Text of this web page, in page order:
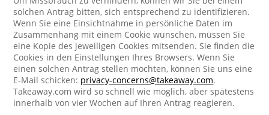
solchen Antrag bitten, sich entsprechend zu identifizieren.
Wenn Sie eine Einsichtnahme in persönliche Daten im
Zusammenhang mit einem Cookie wünschen, müssen Sie
eine Kopie des jeweiligen Cookies mitsenden. Sie finden die
Cookies in den Einstellungen Ihres Browsers. Wenn Sie
einen solchen Antrag stellen möchten, können Sie uns eine
E-Mail schicken: privacy-concerns@takeaway.com.
Takeaway.com wird so schnell wie möglich, aber spätestens
innerhalb von vier Wochen auf Ihren Antrag reagieren.